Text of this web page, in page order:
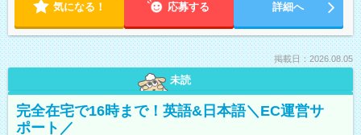
気になる！ 応募する 詳細へ
掲載日：2026.08.05
未読
完全在宅で16時まで！英語&日本語＼EC運営サ
ポート／